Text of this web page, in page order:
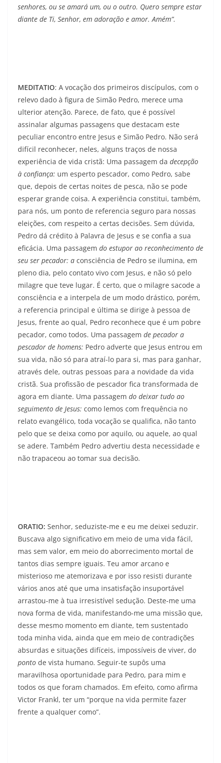
senhores, ou se amará um, ou o outro. Quero sempre estar
diante de Ti, Senhor, em adoração e amor. Amém”.
MEDITATIO: A vocação dos primeiros discípulos, com o
relevo dado à figura de Simão Pedro, merece uma
ulterior atenção. Parece, de fato, que é possível
assinalar algumas passagens que destacam este
peculiar encontro entre Jesus e Simão Pedro. Não será
difícil reconhecer, neles, alguns traços de nossa
experiência de vida cristã: Uma passagem da decepção
à confiança: um esperto pescador, como Pedro, sabe
que, depois de certas noites de pesca, não se pode
esperar grande coisa. A experiência constitui, também,
para nós, um ponto de referencia seguro para nossas
eleições, com respeito a certas decisões. Sem dúvida,
Pedro dá crédito à Palavra de Jesus e se confia a sua
eficácia. Uma passagem do estupor ao reconhecimento de
seu ser pecador: a consciência de Pedro se ilumina, em
pleno dia, pelo contato vivo com Jesus, e não só pelo
milagre que teve lugar. É certo, que o milagre sacode a
consciência e a interpela de um modo drástico, porém,
a referencia principal e última se dirige à pessoa de
Jesus, frente ao qual, Pedro reconhece que é um pobre
pecador, como todos. Uma passagem de pecador a
pescador de homens: Pedro adverte que Jesus entrou em
sua vida, não só para atraí-lo para si, mas para ganhar,
através dele, outras pessoas para a novidade da vida
cristã. Sua profissão de pescador fica transformada de
agora em diante. Uma passagem do deixar tudo ao
seguimento de Jesus: como lemos com frequência no
relato evangélico, toda vocação se qualifica, não tanto
pelo que se deixa como por aquilo, ou aquele, ao qual
se adere. Também Pedro advertiu desta necessidade e
não trapaceou ao tomar sua decisão.
ORATIO: Senhor, seduziste-me e eu me deixei seduzir.
Buscava algo significativo em meio de uma vida fácil,
mas sem valor, em meio do aborrecimento mortal de
tantos dias sempre iguais. Teu amor arcano e
misterioso me atemorizava e por isso resisti durante
vários anos até que uma insatisfação insuportável
arrastou-me à tua irresistível sedução. Deste-me uma
nova forma de vida, manifestando-me uma missão que,
desse mesmo momento em diante, tem sustentado
toda minha vida, ainda que em meio de contradições
absurdas e situações difíceis, impossíveis de viver, do
ponto de vista humano. Seguir-te supôs uma
maravilhosa oportunidade para Pedro, para mim e
todos os que foram chamados. Em efeito, como afirma
Victor Frankl, ter um “porque na vida permite fazer
frente a qualquer como”.